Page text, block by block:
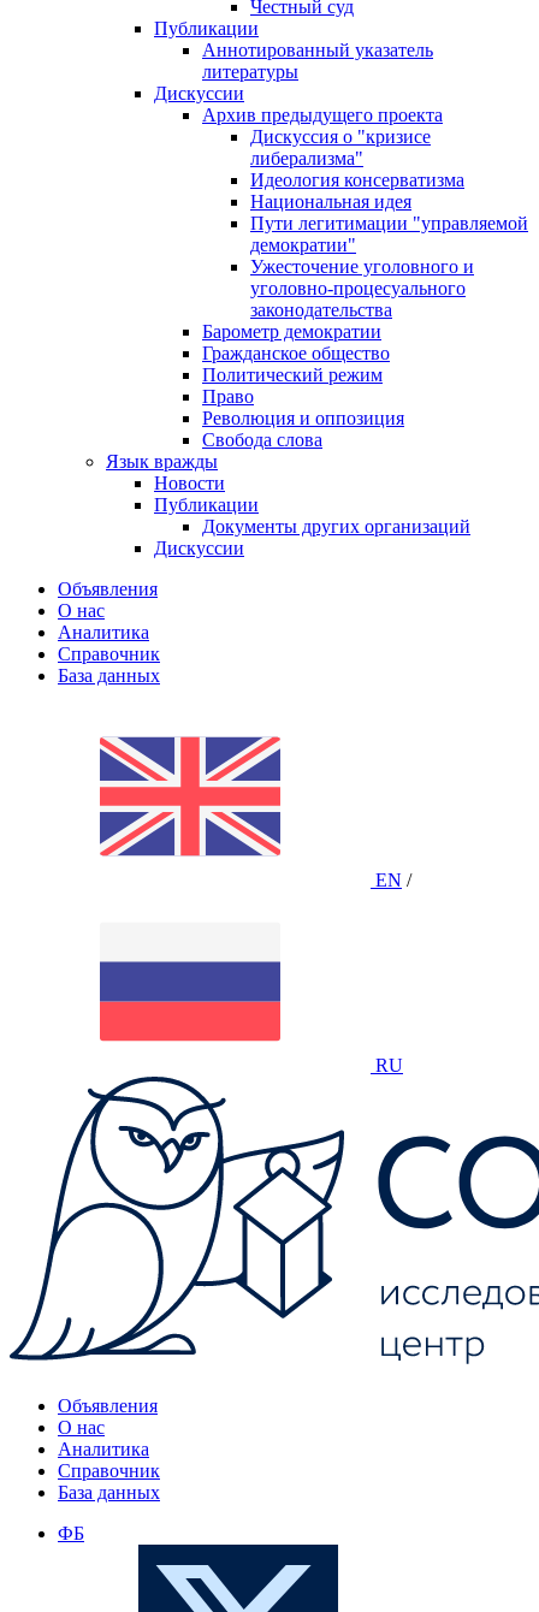
Честный суд
Публикации
Аннотированный указатель
литературы
Дискуссии
Архив предыдущего проекта
Дискуссия о "кризисе
либерализма"
Идеология консерватизма
Национальная идея
Пути легитимации "управляемой
демократии"
Ужесточение уголовного и
уголовно-процесуального
законодательства
Барометр демократии
Гражданское общество
Политический режим
Право
Революция и оппозиция
Свобода слова
Язык вражды
Новости
Публикации
Документы других организаций
Дискуссии
Объявления
О нас
Аналитика
Справочник
База данных
EN /
RU
Объявления
О нас
Аналитика
Справочник
База данных
ФБ